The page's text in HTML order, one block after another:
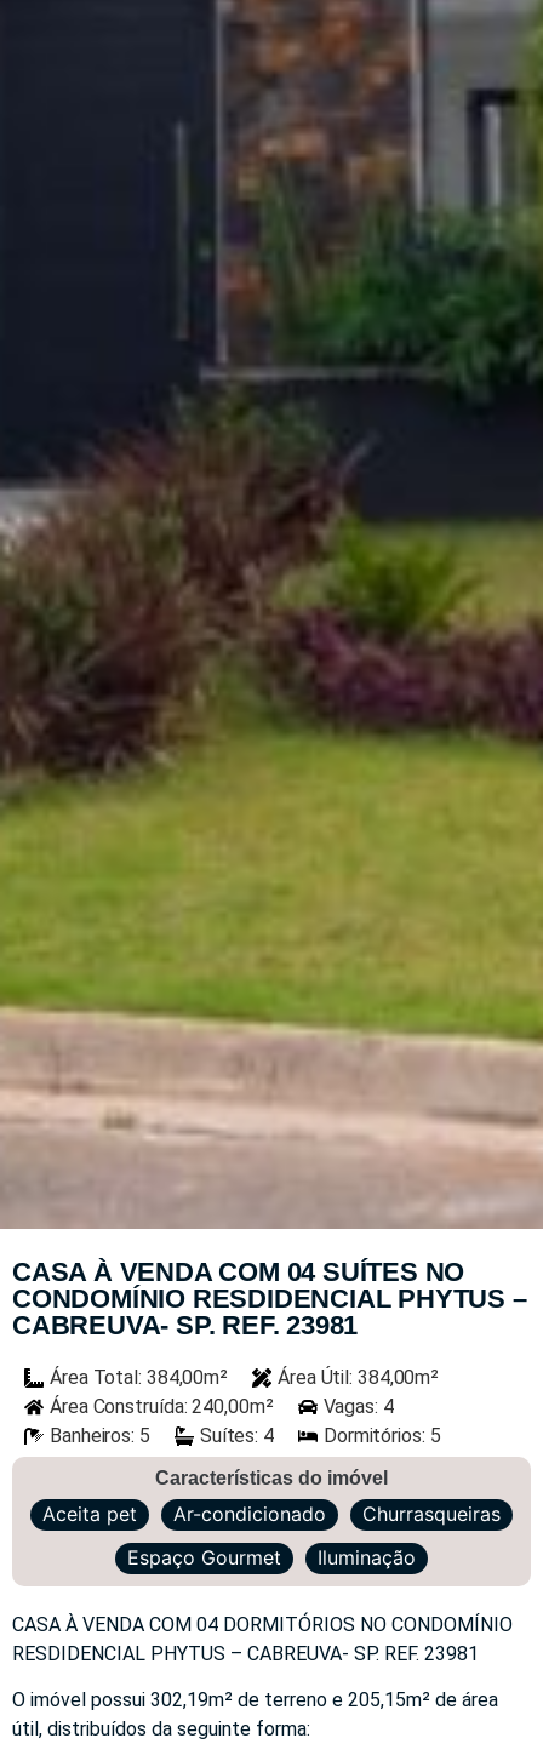
CASA À VENDA COM 04 SUÍTES NO
CONDOMÍNIO RESDIDENCIAL PHYTUS –
CABREUVA- SP. REF. 23981
Área Total: 384,00m²
Área Útil: 384,00m²
Área Construída: 240,00m²
Vagas: 4
Banheiros: 5
Suítes: 4 Dormitórios: 5
Características do imóvel
Aceita pet Ar-condicionado
Churrasqueiras
Espaço Gourmet
Iluminação
CASA À VENDA COM 04 DORMITÓRIOS NO CONDOMÍNIO
RESDIDENCIAL PHYTUS – CABREUVA- SP. REF. 23981
O imóvel possui 302,19m² de terreno e 205,15m² de área
útil, distribuídos da seguinte forma: